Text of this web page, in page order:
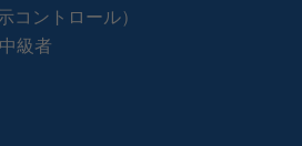
コントロール）
級者